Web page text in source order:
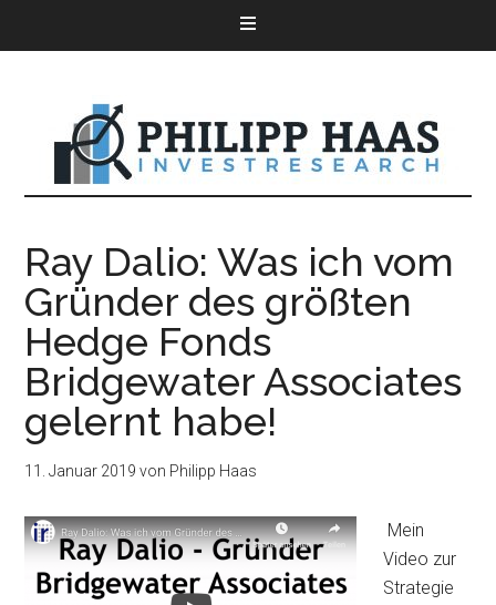
Ray Dalio: Was ich vom
Gründer des größten
Hedge Fonds
Bridgewater Associates
gelernt habe!
11. Januar 2019 von Philipp Haas
Mein
Video zur
Strategie